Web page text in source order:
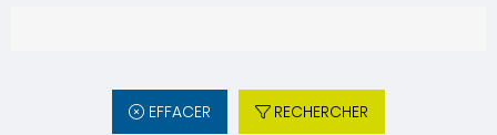
EFFACER RECHERCHER